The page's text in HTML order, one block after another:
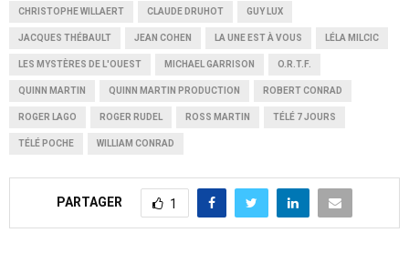
CHRISTOPHE WILLAERT CLAUDE DRUHOT GUY LUX
JACQUES THÉBAULT JEAN COHEN LA UNE EST À VOUS LÉLA MILCIC
LES MYSTÈRES DE L'OUEST MICHAEL GARRISON O.R.T.F.
QUINN MARTIN QUINN MARTIN PRODUCTION ROBERT CONRAD
ROGER LAGO ROGER RUDEL ROSS MARTIN TÉLÉ 7 JOURS
TÉLÉ POCHE WILLIAM CONRAD
PARTAGER 1